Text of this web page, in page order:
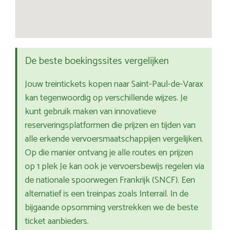
De beste boekingssites vergelijken
Jouw treintickets kopen naar Saint-Paul-de-Varax
kan tegenwoordig op verschillende wijzes. Je
kunt gebruik maken van innovatieve
reserveringsplatformen die prijzen en tijden van
alle erkende vervoersmaatschappijen vergelijken.
Op die manier ontvang je alle routes en prijzen
op 1 plek Je kan ook je vervoersbewijs regelen via
de nationale spoorwegen Frankrijk (SNCF). Een
alternatief is een treinpas zoals Interrail. In de
bijgaande opsomming verstrekken we de beste
ticket aanbieders.